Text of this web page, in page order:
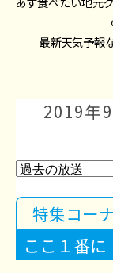
最新天気予報
2019年
特集コー
ここ１番